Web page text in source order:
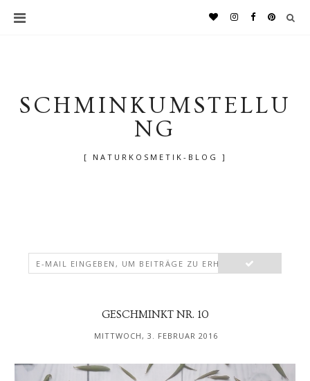
SCHMINKUMSTELLU
NG
[ NATURKOSMETIK-BLOG ]
GESCHMINKT NR. 10
MITTWOCH, 3. FEBRUAR 2016